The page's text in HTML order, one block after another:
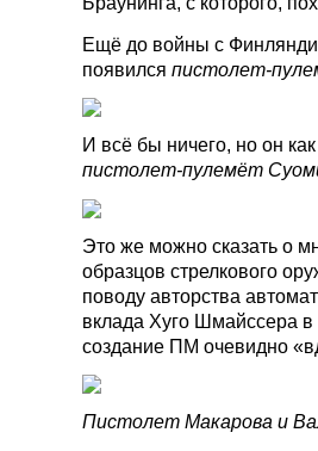
Ещё до войны с
появился пистолет-
И всё бы ничего, но он
пистолет-пулемёт
Это же можно сказать о
образцов стрелкового
поводу авторства
вклада Хуго Шмайссера в
создание ПМ очевидно
Пистолет Макарова и